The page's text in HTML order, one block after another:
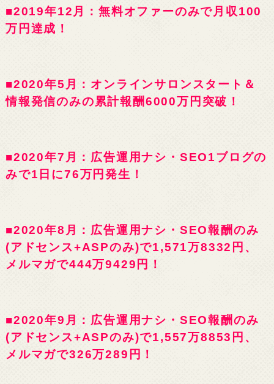
■2019年12月：無料オファーのみで月収100
万円達成！
■2020年5月：オンラインサロンスタート＆
情報発信のみの累計報酬6000万円突破！
■2020年7月：広告運用ナシ・SEO1ブログの
みで1日に76万円発生！
■2020年8月：広告運用ナシ・SEO報酬のみ
(アドセンス+ASPのみ)で1,571万8332円、
メルマガで444万9429円！
■2020年9月：広告運用ナシ・SEO報酬のみ
(アドセンス+ASPのみ)で1,557万8853円、
メルマガで326万289円！